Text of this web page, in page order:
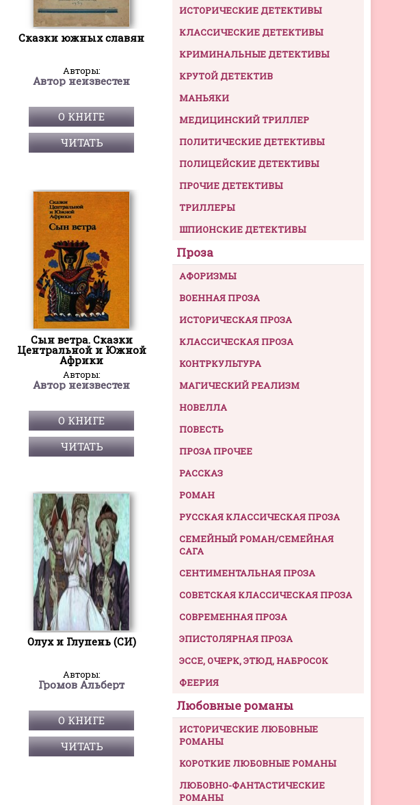
Сказки южных славян
Авторы:
Автор неизвестен
О КНИГЕ
ЧИТАТЬ
Сын ветра. Сказки
Центральной и Южной
Африки
Авторы:
Автор неизвестен
О КНИГЕ
ЧИТАТЬ
Олух и Глупень (СИ)
Авторы:
Громов Альберт
О КНИГЕ
ЧИТАТЬ
ИСТОРИЧЕСКИЕ ДЕТЕКТИВЫ
КЛАССИЧЕСКИЕ ДЕТЕКТИВЫ
КРИМИНАЛЬНЫЕ ДЕТЕКТИВЫ
КРУТОЙ ДЕТЕКТИВ
МАНЬЯКИ
МЕДИЦИНСКИЙ ТРИЛЛЕР
ПОЛИТИЧЕСКИЕ ДЕТЕКТИВЫ
ПОЛИЦЕЙСКИЕ ДЕТЕКТИВЫ
ПРОЧИЕ ДЕТЕКТИВЫ
ТРИЛЛЕРЫ
ШПИОНСКИЕ ДЕТЕКТИВЫ
Проза
АФОРИЗМЫ
ВОЕННАЯ ПРОЗА
ИСТОРИЧЕСКАЯ ПРОЗА
КЛАССИЧЕСКАЯ ПРОЗА
КОНТРКУЛЬТУРА
МАГИЧЕСКИЙ РЕАЛИЗМ
НОВЕЛЛА
ПОВЕСТЬ
ПРОЗА ПРОЧЕЕ
РАССКАЗ
РОМАН
РУССКАЯ КЛАССИЧЕСКАЯ ПРОЗА
СЕМЕЙНЫЙ РОМАН/СЕМЕЙНАЯ
САГА
СЕНТИМЕНТАЛЬНАЯ ПРОЗА
СОВЕТСКАЯ КЛАССИЧЕСКАЯ ПРОЗА
СОВРЕМЕННАЯ ПРОЗА
ЭПИСТОЛЯРНАЯ ПРОЗА
ЭССЕ, ОЧЕРК, ЭТЮД, НАБРОСОК
ФЕЕРИЯ
Любовные романы
ИСТОРИЧЕСКИЕ ЛЮБОВНЫЕ
РОМАНЫ
КОРОТКИЕ ЛЮБОВНЫЕ РОМАНЫ
ЛЮБОВНО-ФАНТАСТИЧЕСКИЕ
РОМАНЫ